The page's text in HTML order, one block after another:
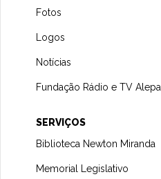
Fotos
Logos
Notícias
Fundação Rádio e TV Alepa
SERVIÇOS
Biblioteca Newton Miranda
Memorial Legislativo